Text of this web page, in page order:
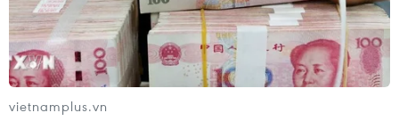
vietnamplus.vn